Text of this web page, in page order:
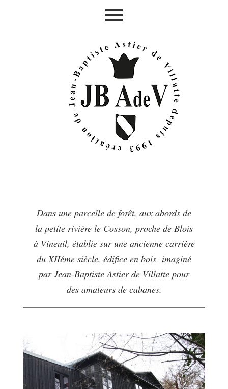
Dans une parcelle de forêt, aux abords de
la petite rivière le Cosson, proche de Blois
à Vineuil, établie sur une ancienne carrière
du XIIéme siècle, édifice en bois imaginé
par Jean-Baptiste Astier de Villatte pour
des amateurs de cabanes.